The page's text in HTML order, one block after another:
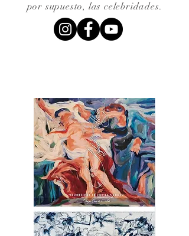
por supuesto, las celebridades.